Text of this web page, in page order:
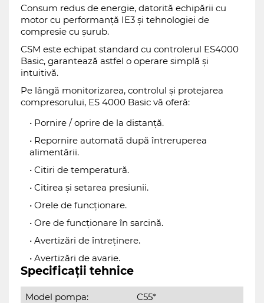
Consum redus de energie, datorită echipării cu
motor cu performanță IE3 și tehnologiei de
compresie cu șurub.
CSM este echipat standard cu controlerul ES4000
Basic, garantează astfel o operare simplă și
intuitivă.
Pe lângă monitorizarea, controlul și protejarea
compresorului, ES 4000 Basic vă oferă:
Pornire / oprire de la distanță.
Repornire automată după întreruperea
alimentării.
Citiri de temperatură.
Citirea și setarea presiunii.
Orele de funcționare.
Ore de funcționare în sarcină.
Avertizări de întreținere.
Avertizări de avarie.
Specificații tehnice
Model pompa:
C55*